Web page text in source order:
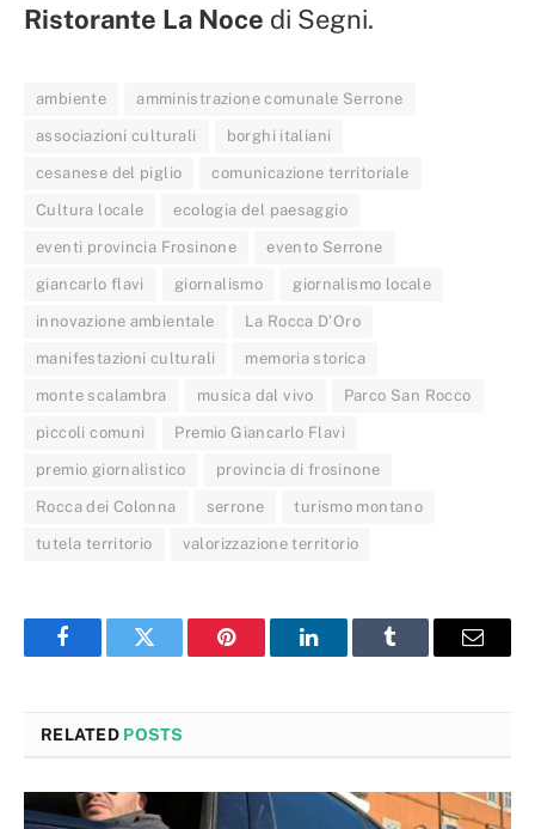
Ristorante La Noce di Segni.
ambiente amministrazione comunale Serrone
associazioni culturali borghi italiani
cesanese del piglio comunicazione territoriale
Cultura locale ecologia del paesaggio
eventi provincia Frosinone evento Serrone
giancarlo flavi giornalismo giornalismo locale
innovazione ambientale La Rocca D’Oro
manifestazioni culturali memoria storica
monte scalambra musica dal vivo Parco San Rocco
piccoli comuni Premio Giancarlo Flavi
premio giornalistico provincia di frosinone
Rocca dei Colonna serrone turismo montano
tutela territorio valorizzazione territorio
FacebookTwitter Pinterest LinkedInTumblr Email
RELATED POSTS